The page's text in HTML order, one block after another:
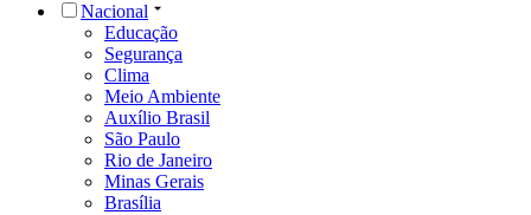
Nacional
Educação
Segurança
Clima
Meio Ambiente
Auxílio Brasil
São Paulo
Rio de Janeiro
Minas Gerais
Brasília